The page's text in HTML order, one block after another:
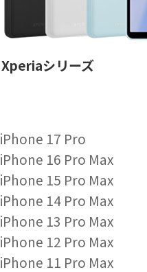
Xperiaシリーズ
iPhone 17 Pro
iPhone 16 Pro Max
iPhone 15 Pro Max
iPhone 14 Pro Max
iPhone 13 Pro Max
iPhone 12 Pro Max
iPhone 11 Pro Max